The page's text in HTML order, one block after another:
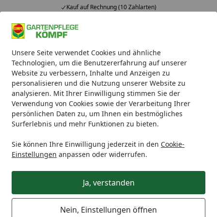
Unsere Seite verwendet Cookies und ähnliche
Technologien, um die Benutzererfahrung auf unserer
Website zu verbessern, Inhalte und Anzeigen zu
personalisieren und die Nutzung unserer Website zu
analysieren. Mit Ihrer Einwilligung stimmen Sie der
Verwendung von Cookies sowie der Verarbeitung Ihrer
persönlichen Daten zu, um Ihnen ein bestmögliches
Surferlebnis und mehr Funktionen zu bieten.
Sie können Ihre Einwilligung jederzeit in den Cookie-
Einstellungen anpassen oder widerrufen.
Ja, verstanden
Nein, Einstellungen öffnen
Kauf auf Rechnung (10 Zahlarten)
Alle Produkte
Mein Konto
Suchen
Startseite
Pflanzenschutz Moos und Unkraut COMPO Rasen
COMPO Rasen Moos-frei Herbistop
(500 ml)